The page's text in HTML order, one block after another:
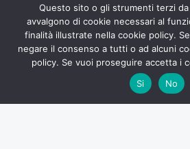
Questo sito o gli strumenti terzi
avvalgono di cookie necessari al
finalità illustrate nella cookie policy.
negare il consenso a tutti o ad alcuni
policy. Se vuoi proseguire accetta i
Si
No